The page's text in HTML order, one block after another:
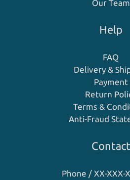
Our Team
Help
FAQ
Delivery &
Payment
Return
Terms &
Anti-Fraud
Contact
Phone / XX-XXX-